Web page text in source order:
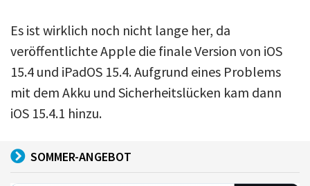
Es ist wirklich noch nicht lange her, da
veröffentlichte Apple die finale Version von iOS
15.4 und iPadOS 15.4. Aufgrund eines Problems
mit dem Akku und Sicherheitslücken kam dann
iOS 15.4.1 hinzu.
SOMMER-ANGEBOT